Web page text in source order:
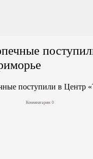
Комментарии: 0